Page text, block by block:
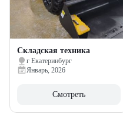
Складская техника
г Екатеринбург
Январь, 2026
Смотреть